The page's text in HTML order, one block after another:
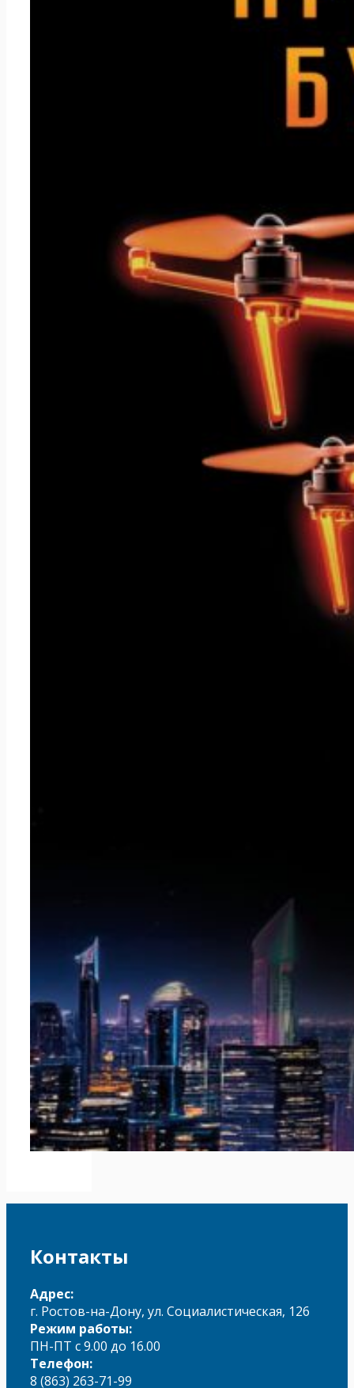
Контакты
Адрес:
г. Ростов-на-Дону, ул. Социалистическая, 126
Режим работы:
ПН-ПТ с 9.00 до 16.00
Телефон:
8 (863) 263-71-99